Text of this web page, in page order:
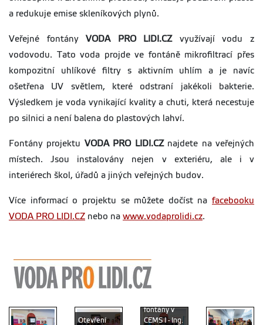
a redukuje emise skleníkových plynů.
Veřejné fontányVODA PRO LIDI.CZvyužívají vodu z
vodovodu. Tato voda projde ve fontáně mikrofiltrací přes
kompozitní uhlíkové filtry s aktivním uhlím a je navíc
ošetřena UV světlem, které odstraní jakékoli bakterie.
Výsledkem je voda vynikající kvality a chuti, která necestuje
po silnici a není balena do plastových lahví.
Fontány projektu VODA PRO LIDI.CZnajdete na veřejných
místech. Jsou instalovány nejen v exteriéru, ale i v
interiérech škol, úřadů a jiných veřejných budov.
Více informací o projektu se můžete dočíst na facebooku
VODA PRO LIDI.CZ nebo na www.vodaprolidi.cz.
Otevření
fontány v
CEMS I - Ing.